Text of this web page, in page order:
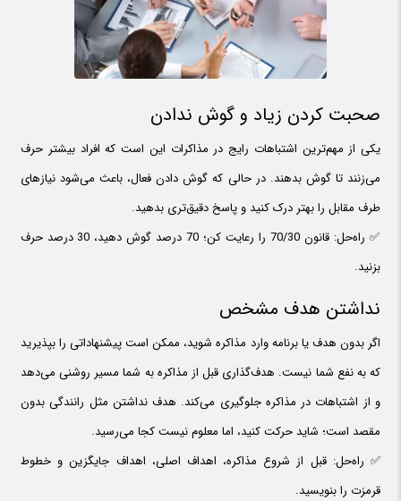
صحبت کردن زیاد و گوش ندادن
یکی از مهم‌ترین اشتباهات رایج در مذاکرات این است که افراد بیشتر حرف
می‌زنند تا گوش بدهند. در حالی که گوش دادن فعال، باعث می‌شود نیازهای
طرف مقابل را بهتر درک کنید و پاسخ دقیق‌تری بدهید.
✅ راه‌حل: قانون 70/30 را رعایت کن؛ 70 درصد گوش دهید، 30 درصد حرف
بزنید.
نداشتن هدف مشخص
اگر بدون هدف یا برنامه وارد مذاکره شوید، ممکن است پیشنهاداتی را بپذیرید
که به نفع شما نیست. هدف‌گذاری قبل از مذاکره به شما مسیر روشنی می‌دهد
و از اشتباهات در مذاکره جلوگیری می‌کند. هدف نداشتن مثل رانندگی بدون
مقصد است؛ شاید حرکت کنید، اما معلوم نیست کجا می‌رسید.
✅ راه‌حل: قبل از شروع مذاکره، اهداف اصلی، اهداف جایگزین و خطوط
قرمزت را بنویسید.